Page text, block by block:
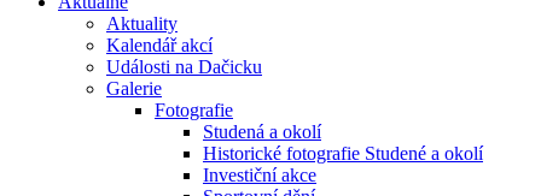
Aktuality
Kalendář akcí
Události na Dačicku
Galerie
Fotografie
Studená a okolí
Historické fotografie Studené a okolí
Investiční akce